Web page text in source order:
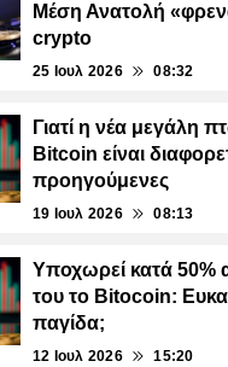
Μέση Ανατολή
crypto
25 Ιουλ 2026 08:32
Γιατί η νέα μεγάλη
Bitcoin είναι
προηγούμενες
19 Ιουλ 2026 08:13
Υποχωρεί κατά 50%
του το Bitocoin:
παγίδα;
12 Ιουλ 2026 15:20